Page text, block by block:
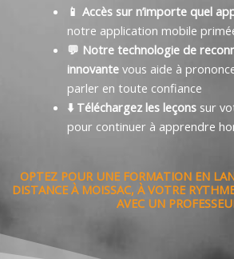
📱 Accès sur n’importe quel
notre application mobile
💬 Notre technologie de
innovantevous aide à
parler en toute confiance
⬇️ Téléchargez les leçonssur
pour continuer à apprendre
OPTEZ POUR UNE FORMATION EN
DISTANCE À MOISSAC, À VOTRE
AVEC UN